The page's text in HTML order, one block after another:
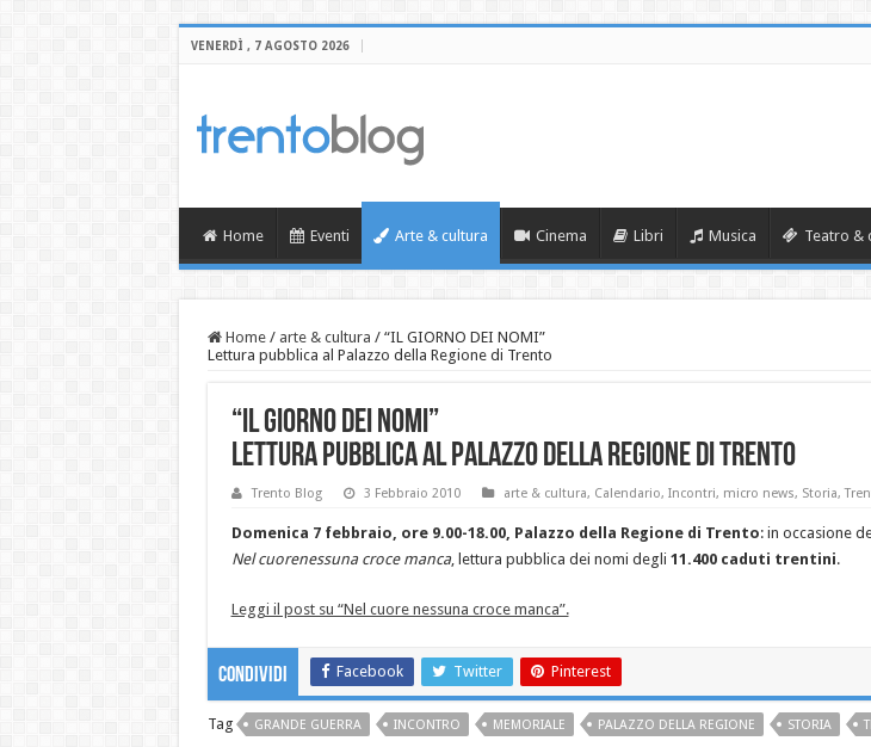
VENERDÌ , 7 AGOSTO 2026
Home Eventi Arte & cultura Cinema Libri Musica Teatro &
Home / arte & cultura / “IL GIORNO DEI NOMI”
Lettura pubblica al Palazzo della Regione di Trento
“IL GIORNO DEI NOMI”
Lettura pubblica al Palazzo della Regione di Trento
Trento Blog 3 Febbraio 2010 arte & cultura, Calendario, Incontri, micro news, Storia,
Domenica 7 febbraio, ore 9.00-18.00, Palazzo della Regione di Trento: in occasione
Nel cuorenessuna croce manca, lettura pubblica dei nomi degli 11.400 caduti trentini.
Leggi il post su “Nel cuore nessuna croce manca”.
Condividi Facebook Twitter Pinterest
Tag GRANDE GUERRA INCONTRO MEMORIALE PALAZZO DELLA REGIONE STORIA